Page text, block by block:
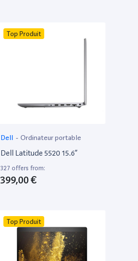
Top Produit
Dell - Ordinateur portable
Dell Latitude 5520 15.6”
327 offers from:
399,00 €
Top Produit